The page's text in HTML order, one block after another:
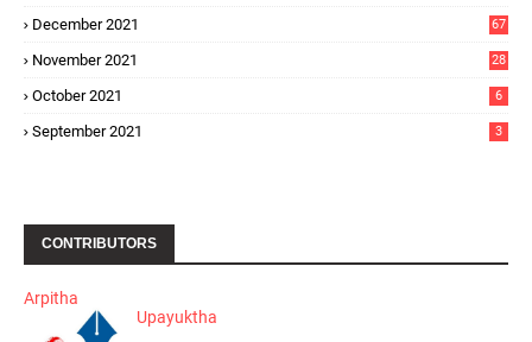
December 2021 67
November 2021 28
October 2021 6
September 2021 3
CONTRIBUTORS
Arpitha
Upayuktha